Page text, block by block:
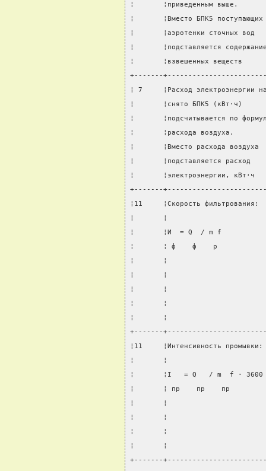
¦       ¦приведенным
¦       ¦Вместо БПК5
¦       ¦аэротенки
¦       ¦подставляется
¦       ¦взвешенных
+-------
¦ 7     ¦Расход
¦       ¦снято БПК5
¦       ¦подсчитывается
¦       ¦расхода
¦       ¦Вместо расхода
¦       ¦подставляется
¦       ¦электроэнергии,
+-------
¦11     ¦Скорость
¦       ¦
¦       ¦И  = Q  / m f
¦       ¦ ф    ф    p
¦       ¦
¦       ¦
¦       ¦
¦       ¦
¦       ¦
+-------
¦11     ¦Интенсивность
¦       ¦
¦       ¦I   = Q   / m  f ·
¦       ¦ пр    пр    пр
¦       ¦
¦       ¦
¦       ¦
¦       ¦
+-------